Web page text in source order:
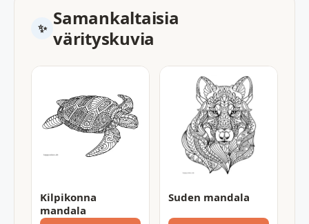
Samankaltaisia
värityskuvia
Kilpikonna
mandala
Suden mandala